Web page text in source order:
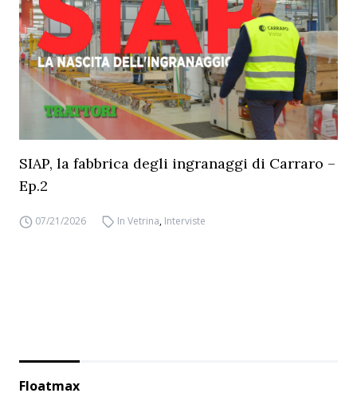
SIAP, la fabbrica degli ingranaggi di Carraro –
Ep.2
07/21/2026 In Vetrina, Interviste
Floatmax